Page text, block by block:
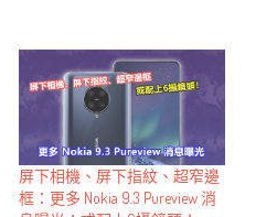
屏下相機、屏下指紋、超窄邊
框：更多 Nokia 9.3 Pureview 消